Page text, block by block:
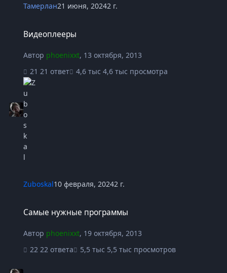
Тамерлан21 июня, 20242 г.
Видеоплееры
Автор phoenixxt, 13 октября, 2013
21 ответ
4,6 тыс просмотра
Zuboskal10 февраля, 20242 г.
Самые нужные программы
Автор phoenixxt, 19 октября, 2013
22 ответа
5,5 тыс просмотров